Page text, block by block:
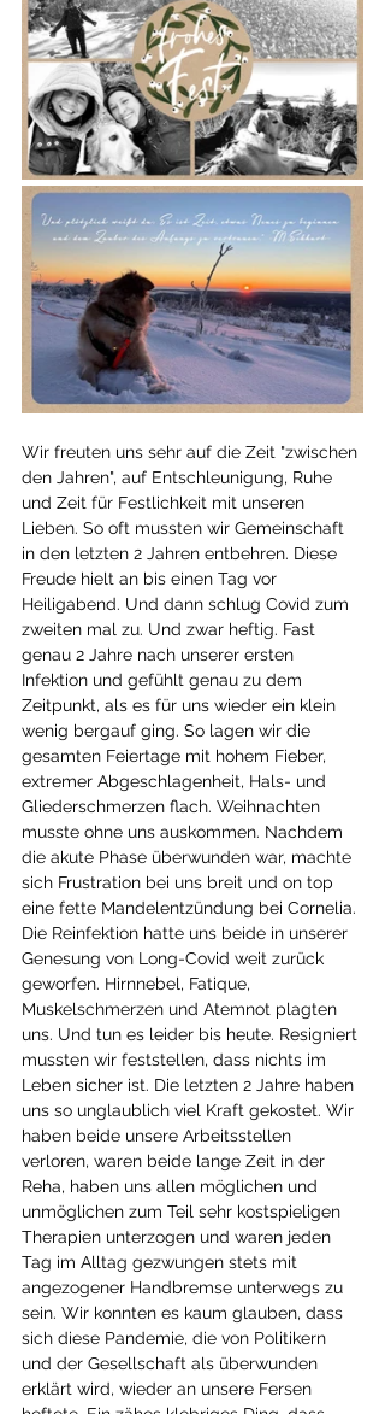
Wir freuten uns sehr auf die Zeit "zwischen
den Jahren", auf Entschleunigung, Ruhe
und Zeit für Festlichkeit mit unseren
Lieben. So oft mussten wir Gemeinschaft
in den letzten 2 Jahren entbehren. Diese
Freude hielt an bis einen Tag vor
Heiligabend. Und dann schlug Covid zum
zweiten mal zu. Und zwar heftig. Fast
genau 2 Jahre nach unserer ersten
Infektion und gefühlt genau zu dem
Zeitpunkt, als es für uns wieder ein klein
wenig bergauf ging. So lagen wir die
gesamten Feiertage mit hohem Fieber,
extremer Abgeschlagenheit, Hals- und
Gliederschmerzen flach. Weihnachten
musste ohne uns auskommen. Nachdem
die akute Phase überwunden war, machte
sich Frustration bei uns breit und on top
eine fette Mandelentzündung bei Cornelia.
Die Reinfektion hatte uns beide in unserer
Genesung von Long-Covid weit zurück
geworfen. Hirnnebel, Fatique,
Muskelschmerzen und Atemnot plagten
uns. Und tun es leider bis heute. Resigniert
mussten wir feststellen, dass nichts im
Leben sicher ist. Die letzten 2 Jahre haben
uns so unglaublich viel Kraft gekostet. Wir
haben beide unsere Arbeitsstellen
verloren, waren beide lange Zeit in der
Reha, haben uns allen möglichen und
unmöglichen zum Teil sehr kostspieligen
Therapien unterzogen und waren jeden
Tag im Alltag gezwungen stets mit
angezogener Handbremse unterwegs zu
sein. Wir konnten es kaum glauben, dass
sich diese Pandemie, die von Politikern
und der Gesellschaft als überwunden
erklärt wird, wieder an unsere Fersen